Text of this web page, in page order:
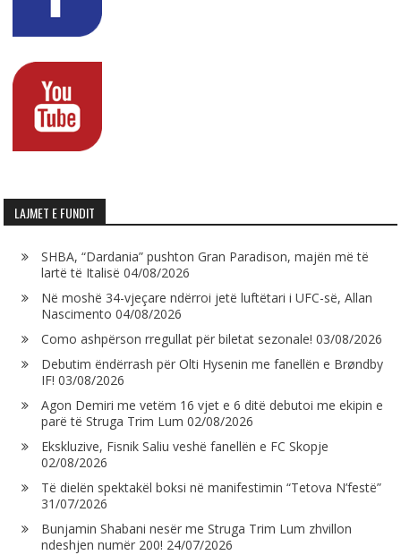
LAJMET E FUNDIT
SHBA, “Dardania” pushton Gran Paradison, majën më të
lartë të Italisë 04/08/2026
Në moshë 34-vjeçare ndërroi jetë luftëtari i UFC-së, Allan
Nascimento 04/08/2026
Como ashpërson rregullat për biletat sezonale! 03/08/2026
Debutim ëndërrash për Olti Hysenin me fanellën e Brøndby
IF! 03/08/2026
Agon Demiri me vetëm 16 vjet e 6 ditë debutoi me ekipin e
parë të Struga Trim Lum 02/08/2026
Ekskluzive, Fisnik Saliu veshë fanellën e FC Skopje
02/08/2026
Të dielën spektakël boksi në manifestimin “Tetova N’festë”
31/07/2026
Bunjamin Shabani nesër me Struga Trim Lum zhvillon
ndeshjen numër 200! 24/07/2026